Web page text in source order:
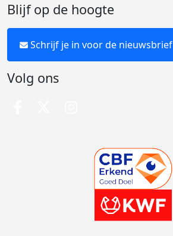
Blijf op de hoogte
Schrijf je in voor de nieuwsbrief
Volg ons